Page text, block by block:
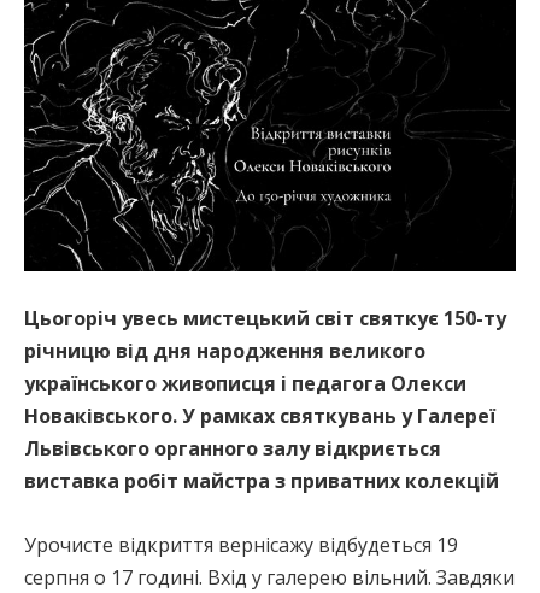
Цьогоріч увесь мистецький світ святкує 150-ту
річницю від дня народження великого
українського живописця і педагога Олекси
Новаківського. У рамках святкувань у Галереї
Львівського органного залу відкриється
виставка робіт майстра з приватних колекцій
Урочисте відкриття вернісажу відбудеться 19
серпня о 17 годині. Вхід у галерею вільний. Завдяки